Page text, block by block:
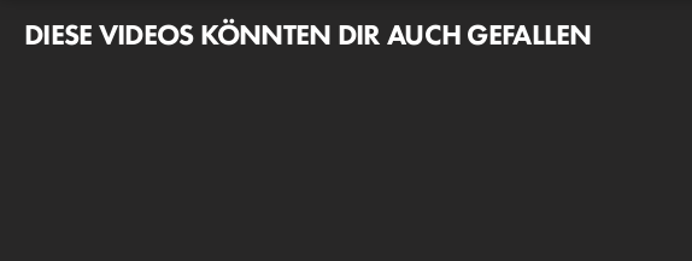
DIESE VIDEOS KÖNNTEN DIR AUCH GEFALLEN